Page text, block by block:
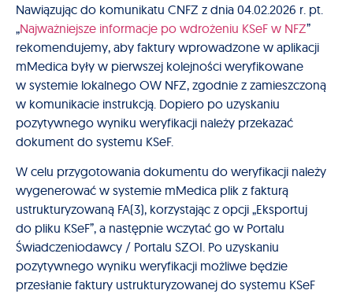
Nawiązując do komunikatu CNFZ z dnia 04.02.2026 r. pt.
„Najważniejsze informacje po wdrożeniu KSeF w NFZ”
rekomendujemy, aby faktury wprowadzone w aplikacji
mMedica były w pierwszej kolejności weryfikowane
w systemie lokalnego OW NFZ, zgodnie z zamieszczoną
w komunikacie instrukcją. Dopiero po uzyskaniu
pozytywnego wyniku weryfikacji należy przekazać
dokument do systemu KSeF.
W celu przygotowania dokumentu do weryfikacji należy
wygenerować w systemie mMedica plik z fakturą
ustrukturyzowaną FA(3), korzystając z opcji „Eksportuj
do pliku KSeF”, a następnie wczytać go w Portalu
Świadczeniodawcy / Portalu SZOI. Po uzyskaniu
pozytywnego wyniku weryfikacji możliwe będzie
przesłanie faktury ustrukturyzowanej do systemu KSeF